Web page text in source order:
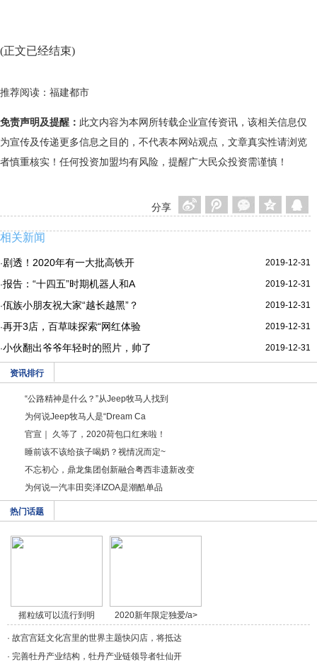
(正文已经结束)
推荐阅读： 福建都市
免责声明及提醒： 此文内容为本网所转载企业宣传资讯，该相关信息仅
为宣传及传递更多信息之目的，不代表本网站观点，文章真实性请浏览
者慎重核实！任何投资加盟均有风险，提醒广大民众投资需谨慎！
分享
相关新闻
2019-12-31
·剧透！2020年有一大批高铁开
2019-12-31
·报告：“十四五”时期机器人和A
2019-12-31
·佤族小朋友祝大家“越长越黑”？
2019-12-31
·再开3店，百草味探索“网红体验
2019-12-31
·小伙翻出爷爷年轻时的照片，帅了
资讯排行
“公路精神是什么？”从Jeep牧马人找到
为何说Jeep牧马人是“Dream Ca
官宣｜ 久等了，2020荷包口红来啦！
睡前该不该给孩子喝奶？视情况而定~
不忘初心，鼎龙集团创新融合粤西非遗新改变
为何说一汽丰田奕泽IZOA是潮酷单品
热门话题
摇粒绒可以流行到明
年/a>
2020新年限定独爱/a>
· 故宫宫廷文化宫里的世界主题快闪店，将抵达
· 完善牡丹产业结构，牡丹产业链领导者牡仙开